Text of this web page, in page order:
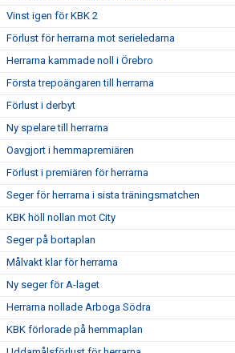
Vinst igen för KBK 2
Förlust för herrarna mot serieledarna
Herrarna kammade noll i Örebro
Första trepoängaren till herrarna
Förlust i derbyt
Ny spelare till herrarna
Oavgjort i hemmapremiären
Förlust i premiären för herrarna
Seger för herrarna i sista träningsmatchen
KBK höll nollan mot City
Seger på bortaplan
Målvakt klar för herrarna
Ny seger för A-laget
Herrarna nollade Arboga Södra
KBK förlorade på hemmaplan